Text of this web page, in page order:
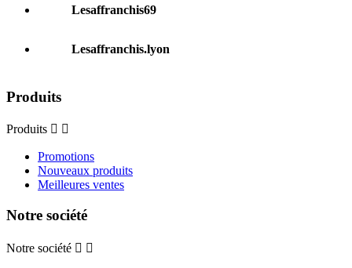
Lesaffranchis69
Lesaffranchis.lyon
Produits
Produits  
Promotions
Nouveaux produits
Meilleures ventes
Notre société
Notre société  